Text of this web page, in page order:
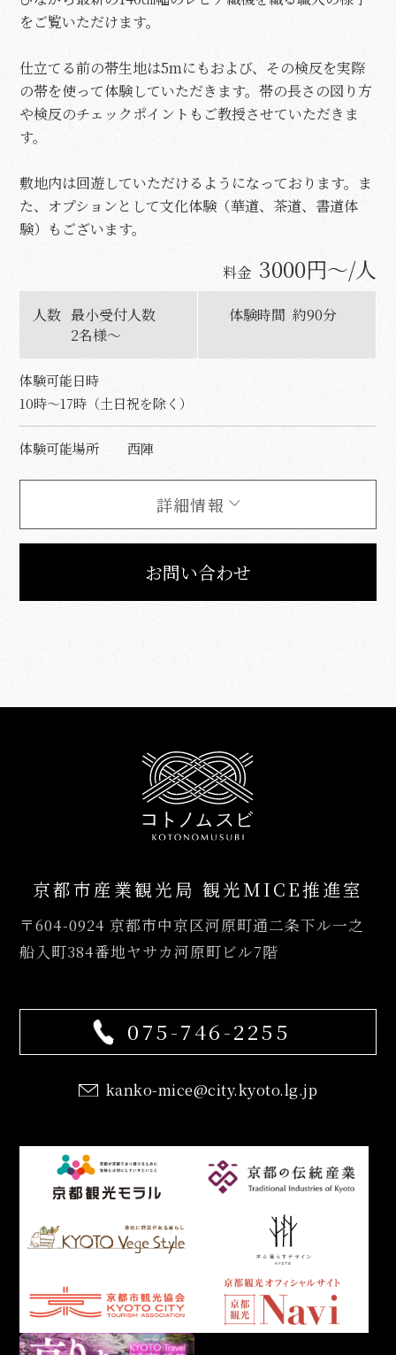
をご覧いただけます。
仕立てる前の帯生地は5mにもおよび、その検反を実際
の帯を使って体験していただきます。帯の長さの図り方
や検反のチェックポイントもご教授させていただきま
す。
敷地内は回遊していただけるようになっております。ま
た、オプションとして文化体験（華道、茶道、書道体
験）もございます。
料金 3000円～/人
人数 最小受付人数
2名様～
体験時間 約90分
体験可能日時
10時～17時（土日祝を除く）
体験可能場所 西陣
詳細情報
お問い合わせ
京都市産業観光局 観光MICE推進室
〒604-0924 京都市中京区河原町通二条下ル一之
船入町384番地ヤサカ河原町ビル7階
075-746-2255
kanko-mice@city.kyoto.lg.jp